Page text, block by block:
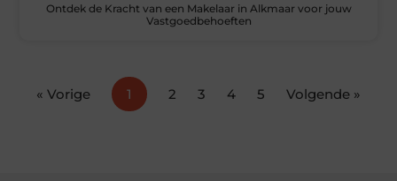
Ontdek de Kracht van een Makelaar in Alkmaar voor jouw
Vastgoedbehoeften
« Vorige 1 2 3 4 5 Volgende »